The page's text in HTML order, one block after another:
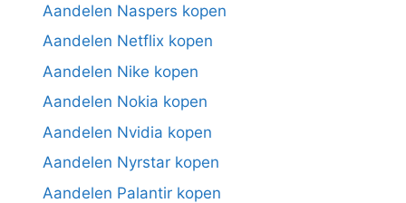
Aandelen Naspers kopen
Aandelen Netflix kopen
Aandelen Nike kopen
Aandelen Nokia kopen
Aandelen Nvidia kopen
Aandelen Nyrstar kopen
Aandelen Palantir kopen